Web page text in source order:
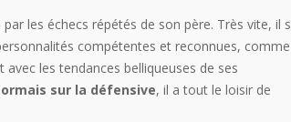
les échecs répétés de son père. Très vite, il
compétentes et reconnues, comme
les tendances belliqueuses de ses
sur la défensive, il a tout le loisir de